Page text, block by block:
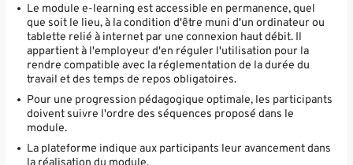
Le module e-learning est accessible en permanence, quel
que soit le lieu, à la condition d'être muni d'un ordinateur ou
tablette relié à internet par une connexion haut débit. Il
appartient à l'employeur d'en réguler l'utilisation pour la
rendre compatible avec la réglementation de la durée du
travail et des temps de repos obligatoires.
Pour une progression pédagogique optimale, les participants
doivent suivre l'ordre des séquences proposé dans le
module.
La plateforme indique aux participants leur avancement dans